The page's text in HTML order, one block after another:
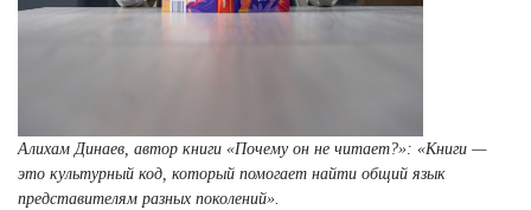
Алихам Динаев, автор книги «Почему он не читает?»: «Книги —
это культурный код, который помогает найти общий язык
представителям разных поколений».